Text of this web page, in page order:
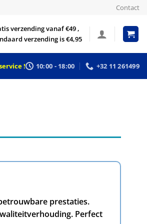
Contact
verzending vanaf €49 ,
verzending is €4,95
! 10:00 - 18:00 +32 11 261499
prestaties.
Perfect